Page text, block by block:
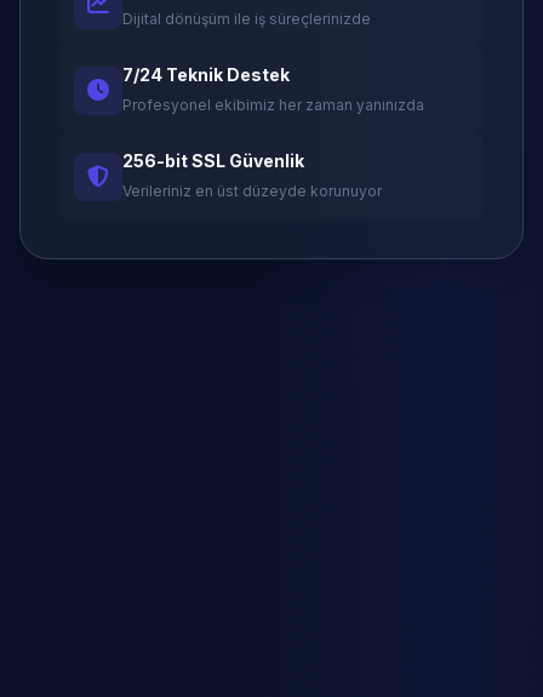
Dijital dönüşüm ile iş süreçlerinizde
7/24 Teknik Destek
Profesyonel ekibimiz her zaman yanınızda
256-bit SSL Güvenlik
Verileriniz en üst düzeyde korunuyor